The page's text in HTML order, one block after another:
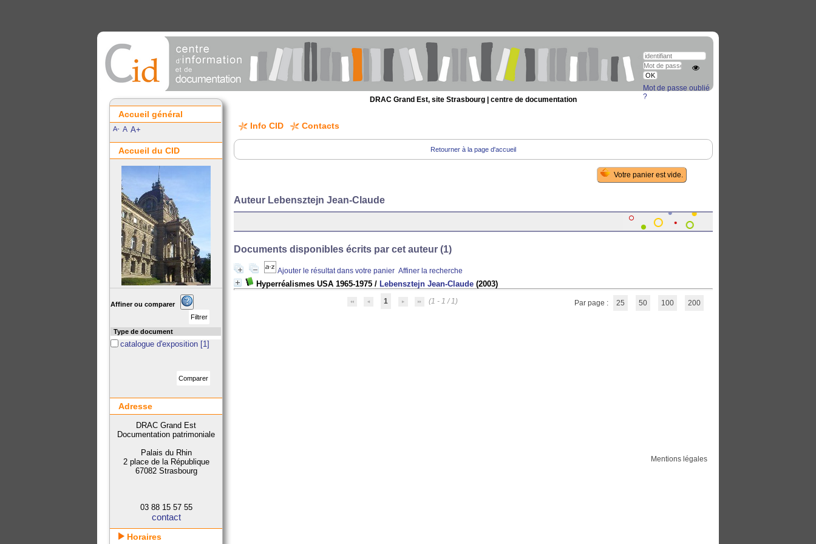
DRAC Grand Est, site Strasbourg | centre de documentation
Info CID Contacts
Retourner à la page d'accueil
Auteur Lebensztejn Jean-Claude
Documents disponibles écrits par cet auteur (1)
Ajouter le résultat dans votre panier Affiner la recherche
Hyperréalismes USA 1965-1975 / Lebensztejn Jean-Claude (2003)
1 (1 - 1 / 1) Par page : 25 50 100 200
Mentions légales
Accueil général
A- A A+
Accueil du CID
Mot de passe oublié
?
Affiner ou comparer
Type de document
catalogue d'exposition [1]
Adresse
DRAC Grand Est
Documentation patrimoniale
Palais du Rhin
2 place de la République
67082 Strasbourg
03 88 15 57 55
contact
Horaires